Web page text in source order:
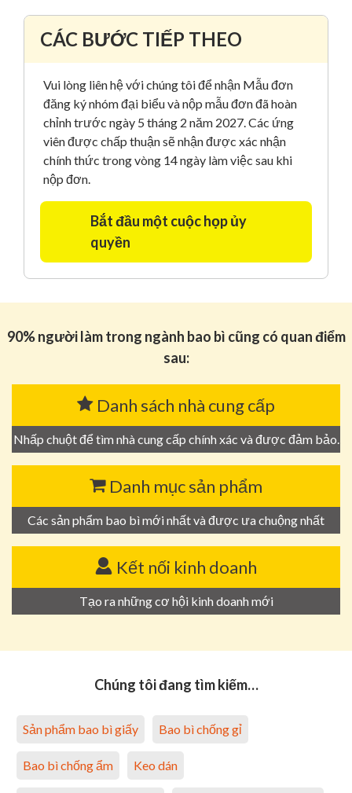
CÁC BƯỚC TIẾP THEO
Vui lòng liên hệ với chúng tôi để nhận Mẫu đơn
đăng ký nhóm đại biểu và nộp mẫu đơn đã hoàn
chỉnh trước ngày 5 tháng 2 năm 2027. Các ứng
viên được chấp thuận sẽ nhận được xác nhận
chính thức trong vòng 14 ngày làm việc sau khi
nộp đơn.
Bắt đầu một cuộc họp ủy
quyền
90% người làm trong ngành bao bì cũng có quan điểm
sau:
Danh sách nhà cung cấp
Nhấp chuột để tìm nhà cung cấp chính xác và được đảm bảo.
Danh mục sản phẩm
Các sản phẩm bao bì mới nhất và được ưa chuộng nhất
Kết nối kinh doanh
Tạo ra những cơ hội kinh doanh mới
Chúng tôi đang tìm kiếm…
Sản phẩm bao bì giấy Bao bì chống gỉ
Bao bì chống ẩm Keo dán